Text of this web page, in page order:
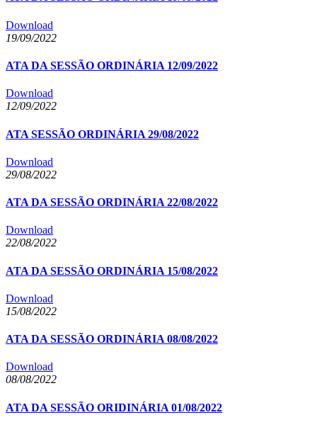
Download
19/09/2022
ATA DA SESSÃO ORDINÁRIA 12/09/2022
Download
12/09/2022
ATA SESSÃO ORDINÁRIA 29/08/2022
Download
29/08/2022
ATA DA SESSÃO ORDINÁRIA 22/08/2022
Download
22/08/2022
ATA DA SESSÃO ORDINÁRIA 15/08/2022
Download
15/08/2022
ATA DA SESSÃO ORDINÁRIA 08/08/2022
Download
08/08/2022
ATA DA SESSÃO ORIDINÁRIA 01/08/2022